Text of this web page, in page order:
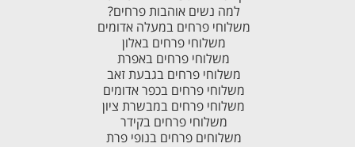
למה נשים אוהבות פרחים?
משלוחי פרחים במעלה אדומים
משלוחי פרחים באלון
משלוחי פרחים באפרת
משלוחי פרחים בגבעת זאב
משלוחי פרחים בכפר אדומים
משלוחי פרחים במבשרת ציון
משלוחי פרחים בקידר
משלוחים פרחים בנופי פרת